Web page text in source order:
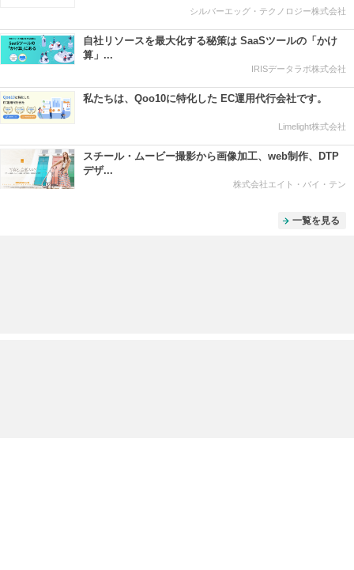
シルバーエッグ・テクノロジー株式会社
自社リソースを最大化する秘策は SaaSツールの「かけ
算」...
IRISデータラボ株式会社
私たちは、Qoo10に特化した EC運用代行会社です。
Limelight株式会社
スチール・ムービー撮影から画像加工、web制作、DTP
デザ...
株式会社エイト・バイ・テン
一覧を見る